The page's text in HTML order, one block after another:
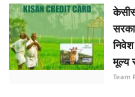
मूल्य
Team